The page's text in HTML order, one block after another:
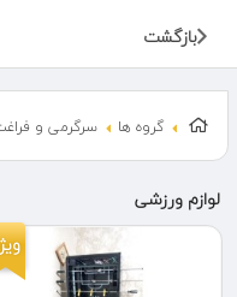
بازگشت
گروه ها سرگرمی و
لوازم ورزشی